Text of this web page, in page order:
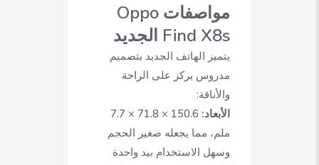
مواصفات Oppo
Find X8s الجديد
يتميز الهاتف الجديد بتصميم
مدروس يركز على الراحة
والأناقة:
الأبعاد:
150.6 × 71.8 × 7.7
ملم، مما يجعله صغير الحجم
وسهل الاستخدام بيد واحدة